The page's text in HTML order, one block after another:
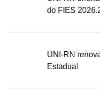
do FIES
UNI-RN
Estadual